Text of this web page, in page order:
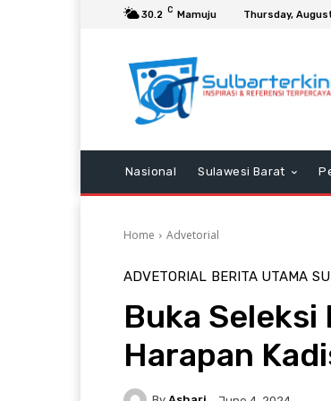
30.2 C Mamuju Thursday,
Nasional Sulawesi Barat
Home Advetorial
ADVETORIAL BERITA UTAMA
Buka
Harapan